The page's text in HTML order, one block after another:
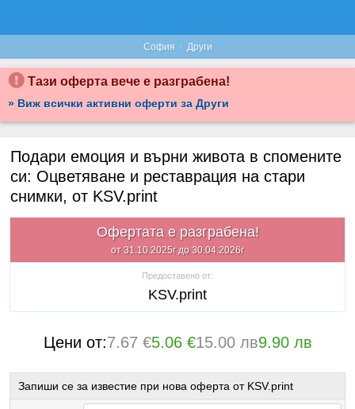
София · Други
Тази оферта вече е разграбена!
» Виж всички активни оферти за Други
Подари емоция и върни живота в спомените
си: Оцветяване и реставрация на стари
снимки, от KSV.print
Офертата е разграбена!
от 31.10.2025г до 30.04.2026г
Предоставено от:
KSV.print
Цени от:7.67 €5.06 €15.00 лв9.90 лв
Запиши се за известие при нова оферта от KSV.print